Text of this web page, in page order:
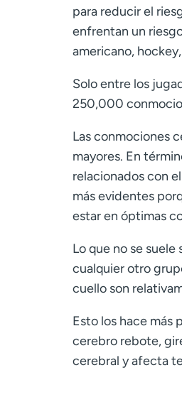
para reducir el
enfrentan un
americano,
Solo entre los
250,000
Las conmociones
mayores. En
relacionados con
más evidentes
estar en óptimas
Lo que no se
cualquier otro
cuello son
Esto los hace más
cerebro rebote,
cerebral y afecta